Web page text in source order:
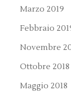
Marzo 2019
Febbraio
Novembre
Ottobre 2018
Maggio 2018